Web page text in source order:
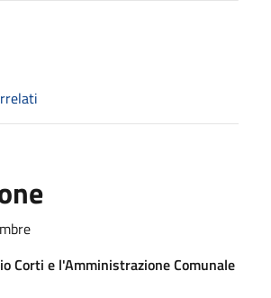
Corti e l'Amministrazione Comunale